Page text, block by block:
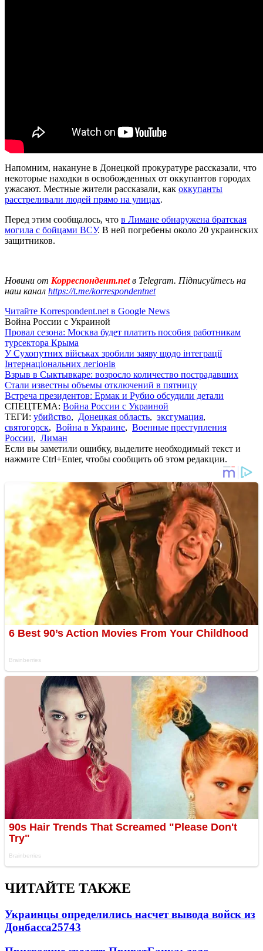
Напомним, накануне в Донецкой прокуратуре рассказали, что
некоторые находки в освобожденных от оккупантов городах
ужасают. Местные жители рассказали, как оккупанты
расстреливали людей прямо на улицах.
Перед этим сообщалось, что в Лимане обнаружена братская
могила с бойцами ВСУ. В ней погребены около 20 украинских
защитников.
Новини от Корреспондент.netв Telegram. Підписуйтесь на
наш канал https://t.me/korrespondentnet
Читайте Korrespondent.net в Google News
Война России с Украиной
Провал сезона: Москва будет платить пособия работникам
турсектора Крыма
У Сухопутних військах зробили заяву щодо інтеграції
Інтернаціональних легіонів
Взрыв в Сыктывкаре: возросло количество пострадавших
Стали известны объемы отключений в пятницу
Встреча президентов: Ермак и Рубио обсудили детали
СПЕЦТЕМА: Война России с Украиной
ТЕГИ: убийство, Донецкая область, эксгумация,
святогорск, Война в Украине, Военные преступления
России, Лиман
Если вы заметили ошибку, выделите необходимый текст и
нажмите Ctrl+Enter, чтобы сообщить об этом редакции.
ЧИТАЙТЕ ТАКЖЕ
Украинцы определились насчет вывода войск из
Донбасса25743